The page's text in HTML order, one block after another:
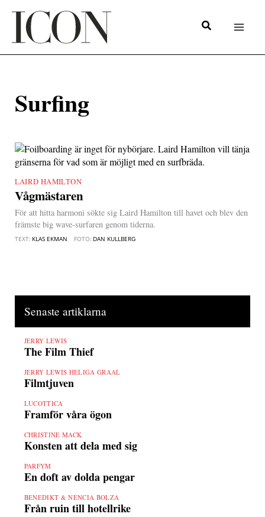
innehåll
Surfing
LAIRD HAMILTON
Vågmästaren
För att hitta harmoni sökte sig Laird Hamilton till havet och blev den
främste big wave-surfaren genom tiderna.
TEXT: KLAS EKMAN FOTO: DAN KULLBERG
Senaste artiklarna
JERRY LEWIS
The Film Thief
JERRY LEWIS HELIGA GRAAL
Filmtjuven
LUCOTTICA
Framför våra ögon
CHRISTINE MACK
Konsten att dela med sig
PARFYM
En doft av dolda pengar
BENEDIKT & NENCIA BOLZA
Från ruin till hotellrike